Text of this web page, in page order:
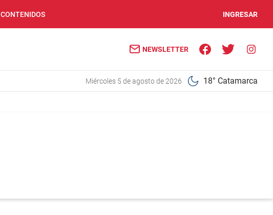
CONTENIDOS INGRESAR
NEWSLETTER
miércoles 5 de agosto de 2026 18° Catamarca